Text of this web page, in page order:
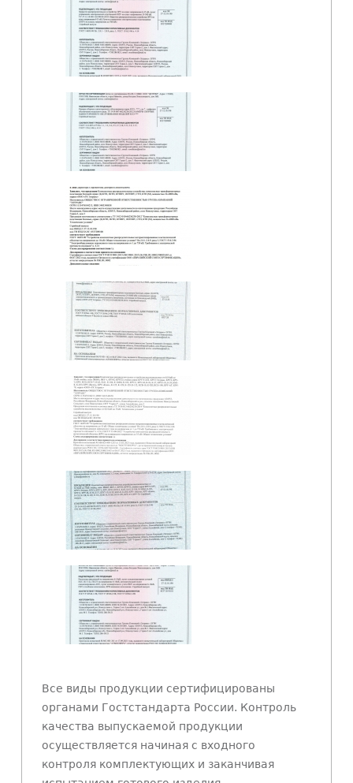
Все виды продукции сертифицированы
органами Гостстандарта России. Контроль
качества выпускаемой продукции
осуществляется начиная с входного
контроля комплектующих и заканчивая